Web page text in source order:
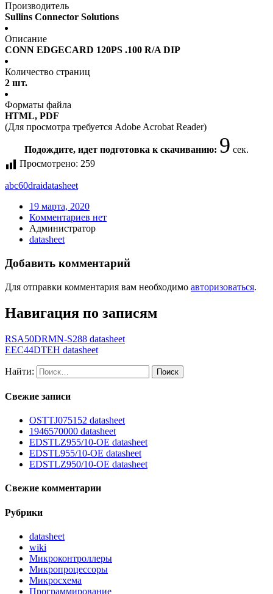
Производитель
Sullins Connector Solutions
Описание
CONN EDGECARD 120PS .100 R/A DIP
Количество страниц
2 шт.
Форматы файла
HTML, PDF
(Для просмотра требуется Adobe Acrobat Reader)
Подождите, идет подготовка к скачиванию: 9 сек.
Просмотрено: 259
abc60draidatasheet
19 марта, 2020
Комментариев нет
Администратор
datasheet
Добавить комментарий
Для отправки комментария вам необходимо авторизоваться.
Навигация по записям
RSA50DRMN-S288 datasheet
EEC44DTEH datasheet
Найти:
Свежие записи
OSTTJ075152 datasheet
1946570000 datasheet
EDSTLZ955/10-OE datasheet
EDSTL955/10-OE datasheet
EDSTLZ950/10-OE datasheet
Свежие комментарии
Рубрики
datasheet
wiki
Микроконтроллеры
Микропроцессоры
Микросхема
Программирование